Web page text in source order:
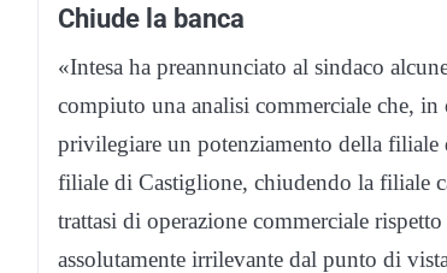
Chiude la banca
«Intesa ha preannunciato al sindaco
compiuto una analisi commerciale che,
privilegiare un potenziamento della
filiale di Castiglione, chiudendo la filiale
trattasi di operazione commerciale
assolutamente irrilevante dal punto di